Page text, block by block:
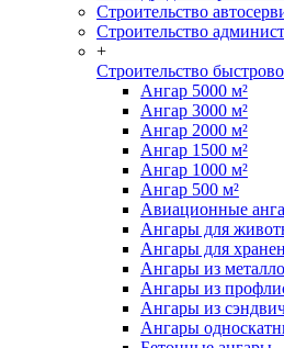
Строительство
Строительство
+
Строительство
Ангар 5000 м²
Ангар 3000 м²
Ангар 2000 м²
Ангар 1500 м²
Ангар 1000 м²
Ангар 500 м²
Авиационные
Ангары для
Ангары для
Ангары из
Ангары из
Ангары из
Ангары